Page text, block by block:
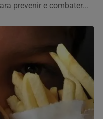
prevenir e combater...